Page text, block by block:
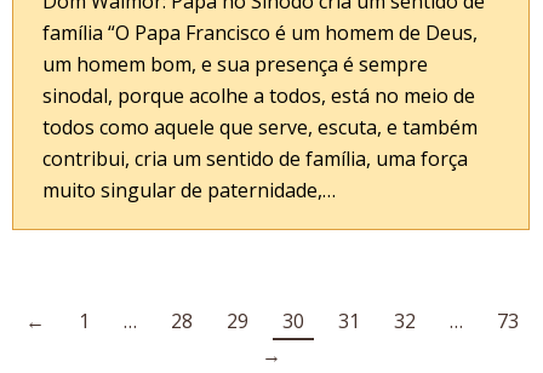
família “O Papa Francisco é um homem de Deus,
um homem bom, e sua presença é sempre
sinodal, porque acolhe a todos, está no meio de
todos como aquele que serve, escuta, e também
contribui, cria um sentido de família, uma força
muito singular de paternidade,…
← 1 … 28 29 30 31 32 …
73
→